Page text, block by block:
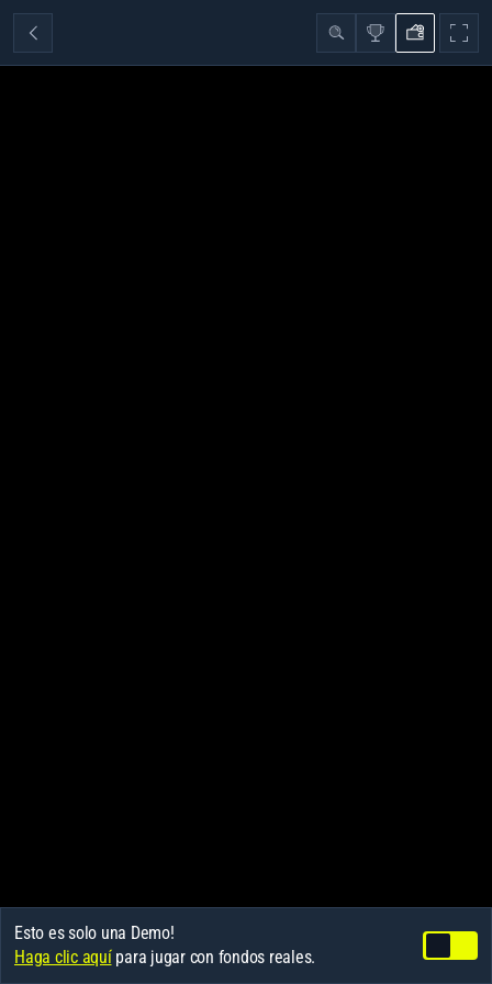
Esto es solo una Demo!
Haga clic aquípara jugar con fondos reales.